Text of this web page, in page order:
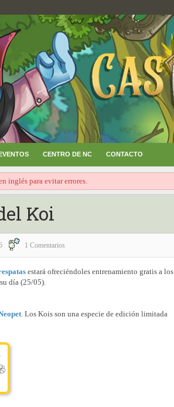
CENTRO DE NC CONTACTO
inglés para evitar errores.
Koi
1 Comentarios
estará ofreciéndoles entrenamiento gratis a los
día (25/05).
. Los Kois son una especie de edición limitada